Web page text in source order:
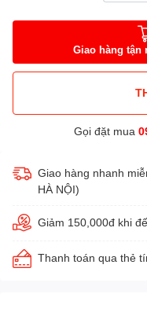
Giao hàng tận
Gọi đặt mua
Giao hàng nhanh
HÀ NỘI)
Giảm 150,000đ khi
Thanh toán qua thẻ